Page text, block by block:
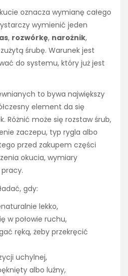
oznacza wymianę całego
wymienić jeden
, rozwórkę, narożnik,
śrubę. Warunek jest
do systemu, który już jest
to bywa największy
element da się
Różnić może się rozstaw śrub,
zaczepu, typ rygla albo
przed zakupem części
okucia, wymiary
gdy:
lekko,
w połowie ruchu,
ręką, żeby przekręcić
uchylnej,
albo luźny,